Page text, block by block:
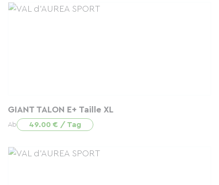
GIANT TALON E+ Taille XL
Ab 49.00 € / Tag